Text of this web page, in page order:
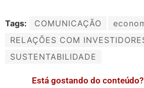
Tags: COMUNICAÇÃO
RELAÇÕES COM
SUSTENTABILIDADE
Está gostando do